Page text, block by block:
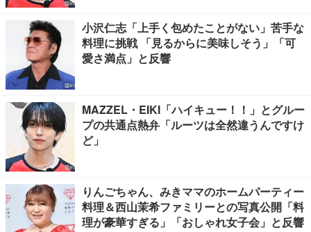
小沢仁志「上手く包めたことがない」苦手な
料理に挑戦 「見るからに美味しそう」「可
愛さ満点」と反響
MAZZEL・EIKI「ハイキュー！！」とグルー
プの共通点熱弁「ルーツは全然違うんですけ
ど」
りんごちゃん、みきママのホームパーティー
料理＆西山茉希ファミリーとの写真公開「料
理が豪華すぎる」「おしゃれ女子会」と反響